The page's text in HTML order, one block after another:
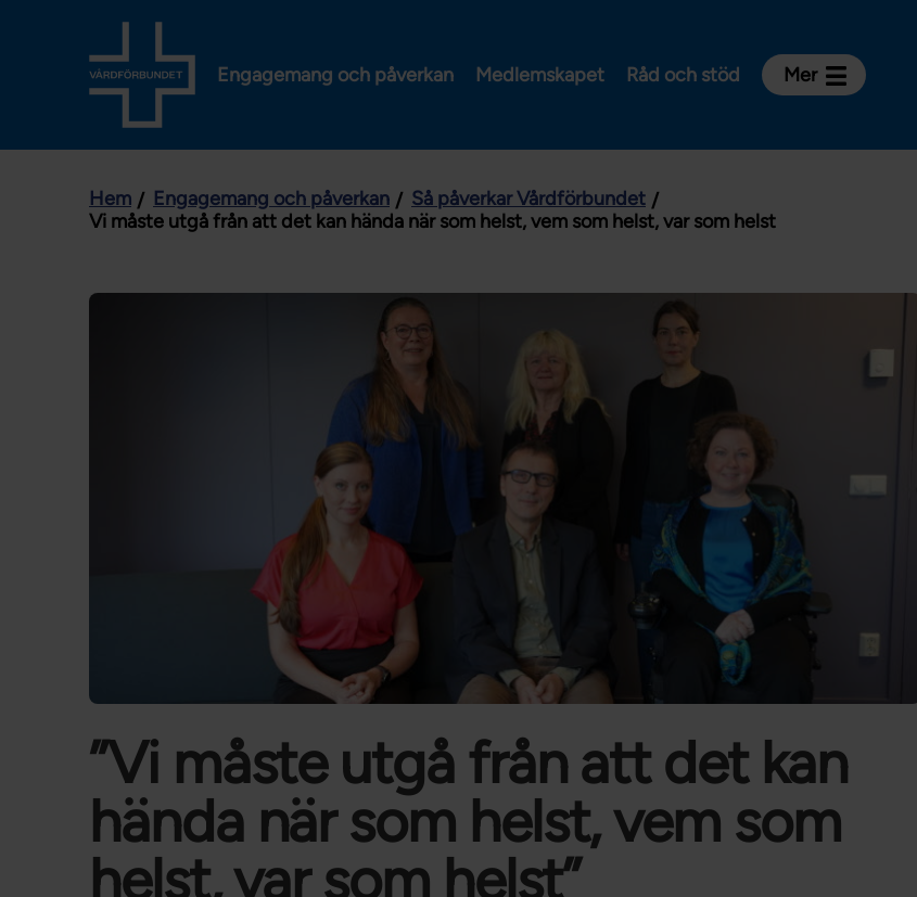
Engagemang och påverkan Medlemskapet Råd och stöd Mer
Om Vårdförbundet
För dig som är:
Sjuksköterska
Barnmorska
Röntgensjuksköterska
Biomedicinsk analytiker
Hem Engagemang och påverkan
Så påverkar Vårdförbundet
Vi måste utgå från att det kan hända när som helst, vem som helst, var som helst
”Vi måste utgå från att det kan
hända när som helst, vem som
helst, var som helst”